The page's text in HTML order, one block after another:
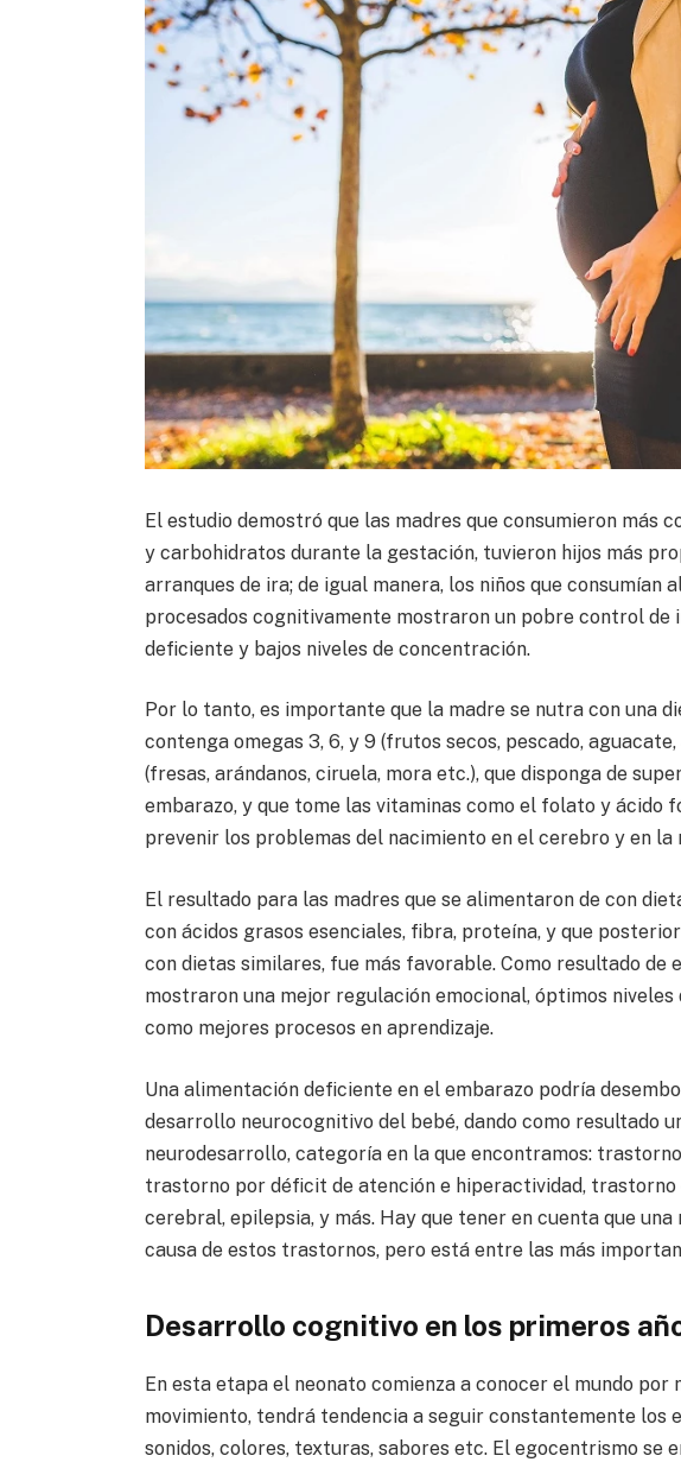
El estudio demostró que las madres que consumieron más
y carbohidratos durante la gestación, tuvieron hijos más
arranques de ira; de igual manera, los niños que consumían
procesados cognitivamente mostraron un pobre control de
deficiente y bajos niveles de concentración.
Por lo tanto, es importante que la madre se nutra con una
contenga omegas 3, 6, y 9 (frutos secos, pescado,
(fresas, arándanos, ciruela, mora etc.), que disponga de
embarazo, y que tome las vitaminas como el folato y ácido
prevenir los problemas del nacimiento en el cerebro y en la
El resultado para las madres que se alimentaron de con
con ácidos grasos esenciales, fibra, proteína, y que
con dietas similares, fue más favorable. Como resultado de
mostraron una mejor regulación emocional, óptimos
como mejores procesos en aprendizaje.
Una alimentación deficiente en el embarazo podría
desarrollo neurocognitivo del bebé, dando como resultado
neurodesarrollo, categoría en la que encontramos:
trastorno por déficit de atención e hiperactividad,
cerebral, epilepsia, y más. Hay que tener en cuenta que
causa de estos trastornos, pero está entre las más
Desarrollo cognitivo en los primeros
En esta etapa el neonato comienza a conocer el mundo por
movimiento, tendrá tendencia a seguir constantemente los
sonidos, colores, texturas, sabores etc. El egocentrismo se